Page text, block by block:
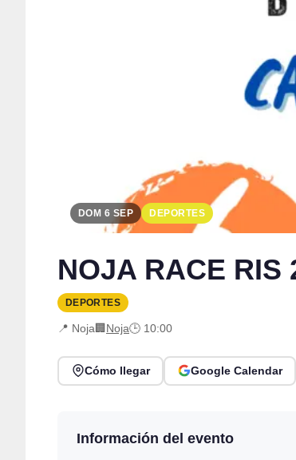
DOM 6 SEP DEPORTES
NOJA RACE
DEPORTES
📍 Noja🏢Noja🕒 10:00
Cómo llegar Google Calendar
Información del evento